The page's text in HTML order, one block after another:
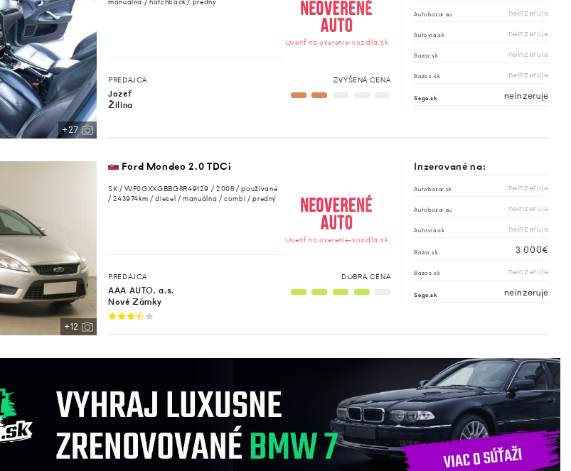
+27
manuálna / hatchback / predný
Overiť na overenie-vozidla.sk
PREDAJCA
Jozef
Žilina
ZVÝŠENÁ CENA
Autobazar.eu neinzeruje
Autovia.sk neinzeruje
Bazar.sk neinzeruje
Bazos.sk neinzeruje
Sego.sk neinzeruje
+12
Ford Mondeo 2.0 TDCi
SK / WF0GXXGBBG8R49129 / 2008 / používané
/ 243974km / diesel / manuálna / combi / predný
Overiť na overenie-vozidla.sk
PREDAJCA
AAA AUTO, a.s.
Nové Zámky
DOBRÁ CENA
Inzerované na:
Autobazar.sk neinzeruje
Autobazar.eu neinzeruje
Autovia.sk neinzeruje
Bazar.sk 3 000€
Bazos.sk neinzeruje
Sego.sk neinzeruje